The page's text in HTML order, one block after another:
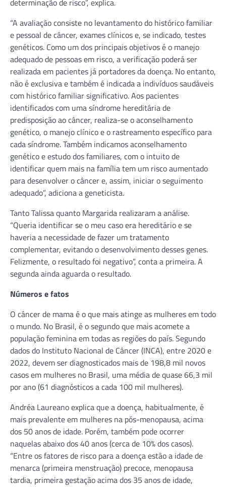
“A avaliação consiste no levantamento do histórico familiar
e pessoal de câncer, exames clínicos e, se indicado, testes
genéticos. Como um dos principais objetivos é o manejo
adequado de pessoas em risco, a verificação poderá ser
realizada em pacientes já portadores da doença. No entanto,
não é exclusiva e também é indicada a indivíduos saudáveis
com histórico familiar significativo. Aos pacientes
identificados com uma síndrome hereditária de
predisposição ao câncer, realiza-se o aconselhamento
genético, o manejo clínico e o rastreamento específico para
cada síndrome. Também indicamos aconselhamento
genético e estudo dos familiares, com o intuito de
identificar quem mais na família tem um risco aumentado
para desenvolver o câncer e, assim, iniciar o seguimento
adequado”, adiciona a geneticista.
Tanto Talissa quanto Margarida realizaram a análise.
“Queria identificar se o meu caso era hereditário e se
haveria a necessidade de fazer um tratamento
complementar, evitando o desenvolvimento desses genes.
Felizmente, o resultado foi negativo”, conta a primeira. A
segunda ainda aguarda o resultado.
Números e fatos
O câncer de mama é o que mais atinge as mulheres em todo
o mundo. No Brasil, é o segundo que mais acomete a
população feminina em todas as regiões do país. Segundo
dados do Instituto Nacional de Câncer (INCA), entre 2020 e
2022, devem ser diagnosticados mais de 198,8 mil novos
casos em mulheres no Brasil, uma média de quase 66,3 mil
por ano (61 diagnósticos a cada 100 mil mulheres).
Andréa Laureano explica que a doença, habitualmente, é
mais prevalente em mulheres na pós-menopausa, acima
dos 50 anos de idade. Porém, também pode ocorrer
naquelas abaixo dos 40 anos (cerca de 10% dos casos).
“Entre os fatores de risco para a doença estão a idade de
menarca (primeira menstruação) precoce, menopausa
tardia, primeira gestação acima dos 35 anos de idade,